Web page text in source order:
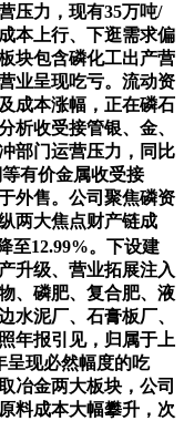
压力，现有35万吨/
本上行、下逛需求偏
块包含磷化工出产营
业呈现吃亏。流动资
成本涨幅，正在磷石
析收受接管银、金、
部门运营压力，同比
有价金属收受接
外售。公司聚焦磷资
两大焦点财产链成
至12.99%。下设建
升级、营业拓展注入
、磷肥、复合肥、液
水泥厂、石膏板厂、
年报引见，归属于上
呈现必然幅度的吃
冶金两大板块，公司
料成本大幅攀升，次